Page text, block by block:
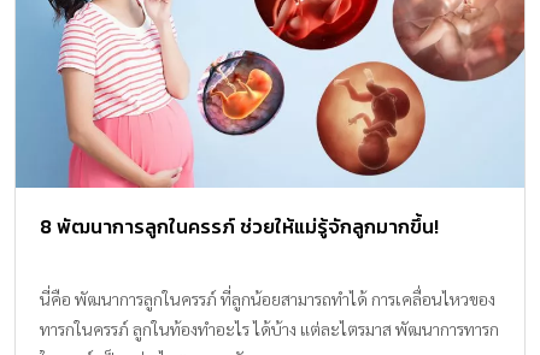
8 พัฒนาการลูกในครรภ์ ช่วยให้แม่รู้จักลูกมากขึ้น!
นี่คือ พัฒนาการลูกในครรภ์ ที่ลูกน้อยสามารถทำได้ การเคลื่อนไหวของ
ทารกในครรภ์ ลูกในท้องทําอะไร ได้บ้าง แต่ละไตรมาส พัฒนาการทารก